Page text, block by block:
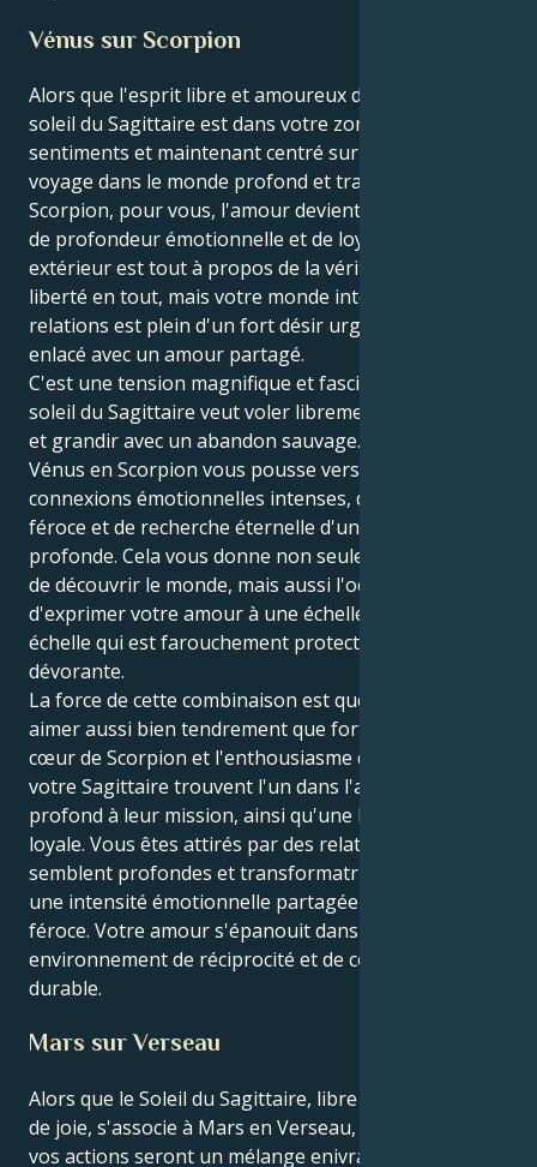
Vénus sur Scorpion
Alors que l'esprit libre et amoureux des livres du
soleil du Sagittaire est dans votre zone de
sentiments et maintenant centré sur Vénus qui
voyage dans le monde profond et transformateur du
Scorpion, pour vous, l'amour devient intense, plein
de profondeur émotionnelle et de loyauté. Votre
extérieur est tout à propos de la vérité et de la
liberté en tout, mais votre monde intérieur de
relations est plein d'un fort désir urgent d'être
enlacé avec un amour partagé.
C'est une tension magnifique et fascinante. Votre
soleil du Sagittaire veut voler librement, apprendre
et grandir avec un abandon sauvage. Mais votre
Vénus en Scorpion vous pousse vers un monde de
connexions émotionnelles intenses, de loyauté
féroce et de recherche éternelle d'une passion
profonde. Cela vous donne non seulement le pouvoir
de découvrir le monde, mais aussi l'occasion
d'exprimer votre amour à une échelle puissante : une
échelle qui est farouchement protectrice et
dévorante.
La force de cette combinaison est que vous pouvez
aimer aussi bien tendrement que fortement. Votre
cœur de Scorpion et l'enthousiasme débordant de
votre Sagittaire trouvent l'un dans l'autre un sens
profond à leur mission, ainsi qu'une base intime et
loyale. Vous êtes attirés par des relations qui vous
semblent profondes et transformatrices, basées sur
une intensité émotionnelle partagée et une loyauté
féroce. Votre amour s'épanouit dans un
environnement de réciprocité et de confiance
durable.
Mars sur Verseau
Alors que le Soleil du Sagittaire, libre d'esprit et avide
de joie, s'associe à Mars en Verseau, ouvert d'esprit,
vos actions seront un mélange enivrant d'aventures